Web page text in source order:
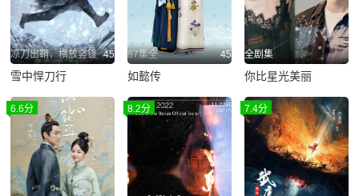
凉刀出鞘，横放竖锋 45
雪中悍刀行
87集全 45
如懿传
全剧集
你比星光美丽
6.6分 8.2分 7.4分